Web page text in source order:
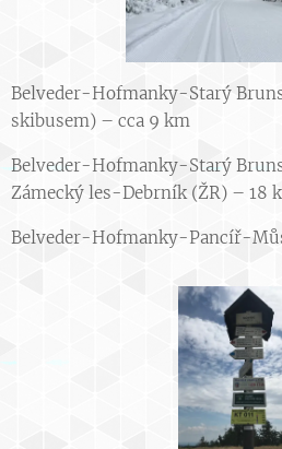
Belveder-Hofmanky-Starý
skibusem) – cca 9 km
Belveder-Hofmanky-Starý
Zámecký les-Debrník (ŽR) – 18
Belveder-Hofmanky-Pancíř-